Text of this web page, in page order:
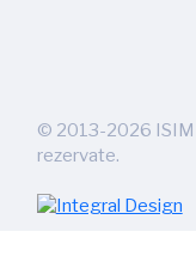
© 2013-2026
rezervate.